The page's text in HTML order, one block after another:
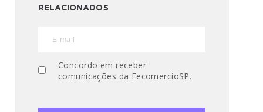
RELACIONADOS
Concordo em receber
comunicações da FecomercioSP.